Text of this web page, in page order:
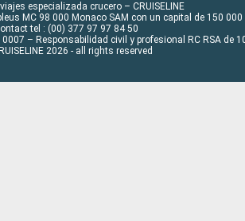
especializada crucero – CRUISELINE
MC 98 000 Monaco SAM con un capital de 150 000
tel : (00) 377 97 97 84 50
– Responsabilidad civil y profesional RC RSA de
2026 - all rights reserved